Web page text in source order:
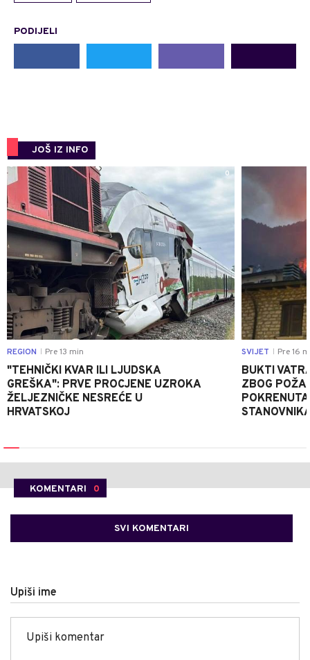
PODIJELI
JOŠ IZ INFO
0
REGION Pre 13 min
"TEHNIČKI KVAR ILI LJUDSKA
GREŠKA": PRVE PROCJENE UZROKA
ŽELJEZNIČKE NESREĆE U
HRVATSKOJ
SVIJET Pre 16
BUKTI
ZBOG
KOMENTARI 0
SVI KOMENTARI
Upiši ime